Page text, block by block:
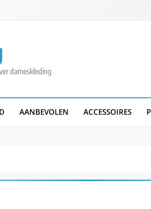
dameskleding
AANBEVOLEN ACCESSOIRES